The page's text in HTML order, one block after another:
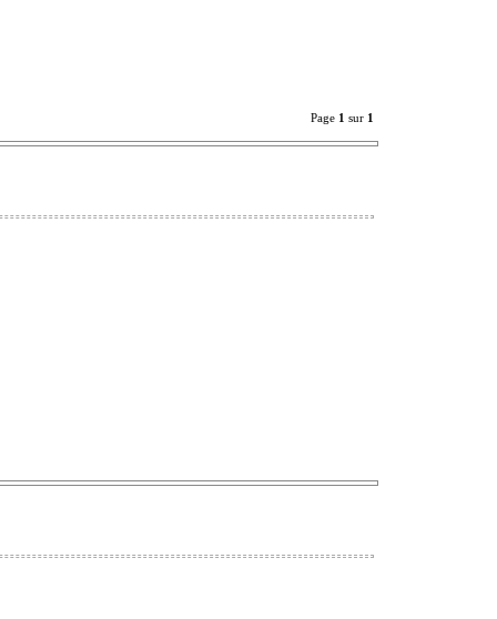
Page 1 sur 1